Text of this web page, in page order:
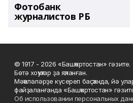
Фотобанк
журналистов РБ
© 1917 - 2026 «Башҡортостан» гәзите.
Бөтә хоҡуҡтар ҙа яҡланған.
Мәҡәләләрҙе күсереп баҫҡанда, йә
файҙаланғанда «Башҡортостан»
Об использовании персональных